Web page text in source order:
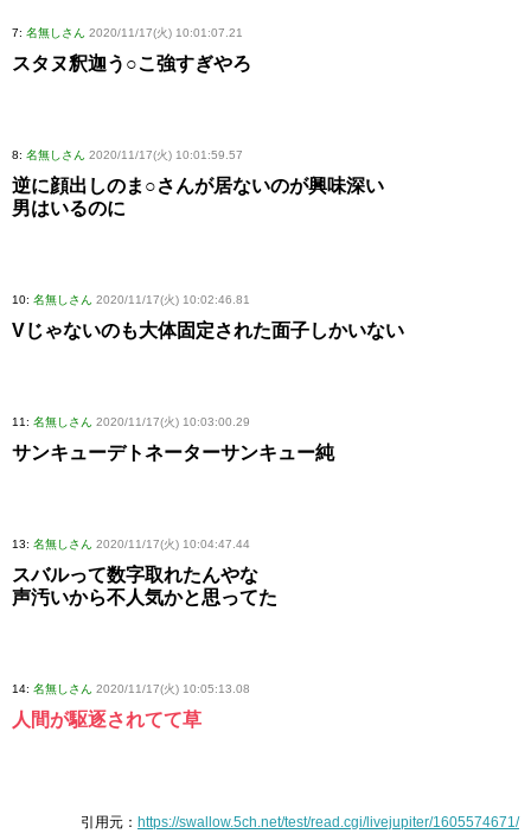
7: 名無しさん 2020/11/17(火) 10:01:07.21
スタヌ釈迦う○こ強すぎやろ
8: 名無しさん 2020/11/17(火) 10:01:59.57
逆に顔出しのま○さんが居ないのが興味深い
男はいるのに
10: 名無しさん 2020/11/17(火) 10:02:46.81
Vじゃないのも大体固定された面子しかいない
11: 名無しさん 2020/11/17(火) 10:03:00.29
サンキューデトネーターサンキュー純
13: 名無しさん 2020/11/17(火) 10:04:47.44
スバルって数字取れたんやな
声汚いから不人気かと思ってた
14: 名無しさん 2020/11/17(火) 10:05:13.08
人間が駆逐されてて草
引用元： https://swallow.5ch.net/test/read.cgi/livejupiter/1605574671/